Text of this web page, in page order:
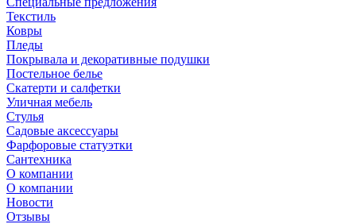
Текстиль
Ковры
Пледы
Покрывала и декоративные подушки
Постельное белье
Скатерти и салфетки
Уличная мебель
Стулья
Садовые аксессуары
Фарфоровые статуэтки
Сантехника
О компании
О компании
Новости
Отзывы